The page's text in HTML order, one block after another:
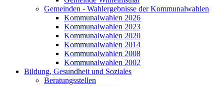
Gemeinden - Wahlergebnisse der Kommunalwahlen
Kommunalwahlen 2026
Kommunalwahlen 2023
Kommunalwahlen 2020
Kommunalwahlen 2014
Kommunalwahlen 2008
Kommunalwahlen 2002
Bildung, Gesundheit und Soziales
Beratungsstellen